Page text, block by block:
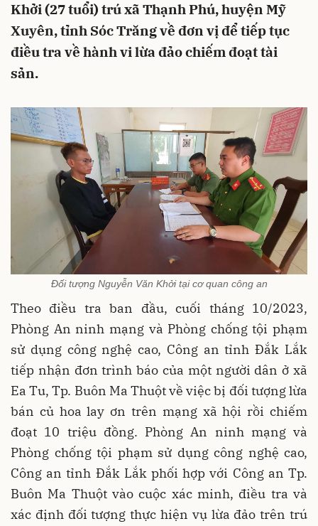
Khởi (27 tuổi) trú xã Thạnh Phú, huyện Mỹ
Xuyên, tỉnh Sóc Trăng về đơn vị để tiếp tục
điều tra về hành vi lừa đảo chiếm đoạt tài
sản.
Đối tượng Nguyễn Văn Khởi tại cơ quan công an
Theo điều tra ban đầu, cuối tháng 10/2023,
Phòng An ninh mạng và Phòng chống tội phạm
sử dụng công nghệ cao, Công an tỉnh Đắk Lắk
tiếp nhận đơn trình báo của một người dân ở xã
Ea Tu, Tp. Buôn Ma Thuột về việc bị đối tượng lừa
bán củ hoa lay ơn trên mạng xã hội rồi chiếm
đoạt 10 triệu đồng. PhòngAn ninh mạng và
Phòng chống tội phạm sử dụng công nghệ cao,
Công an tỉnh Đắk Lắk phối hợp với Công an Tp.
Buôn Ma Thuột vào cuộc xác minh, điều tra và
xác định đối tượng thực hiện vụ lừa đảo trên trú